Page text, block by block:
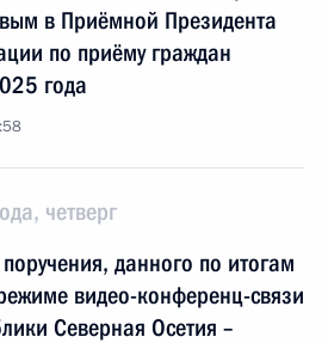
в Приёмной Президента
по приёму граждан
года
четверг
данного по итогам
видео-конференц-связи
Северная Осетия –